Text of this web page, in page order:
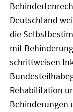
Deutschland
die
mit
schrittweisen
Rehabilitation
Behinderungen